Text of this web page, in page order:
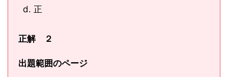
正
正解 ２
出題範囲のページ